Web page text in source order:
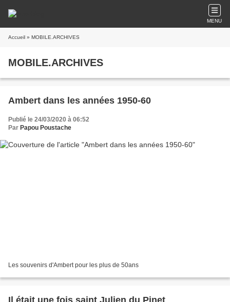
MENU
Accueil » MOBILE.ARCHIVES
MOBILE.ARCHIVES
Ambert dans les années 1950-60
Publié le 24/03/2020 à 06:52
Par Papou Poustache
Les souvenirs d'Ambert pour les plus de 50ans
Il était une fois saint Julien du Pinet